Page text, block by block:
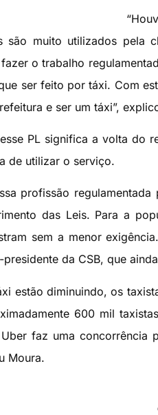
são muito utilizados pela
o trabalho
ser feito por táxi. Com
e ser um táxi”,
PL significa a volta do
de utilizar o serviço.
profissão
das Leis. Para a
sem a menor
da CSB, que
estão diminuindo, os
600 mil
faz uma concorrência
Moura.